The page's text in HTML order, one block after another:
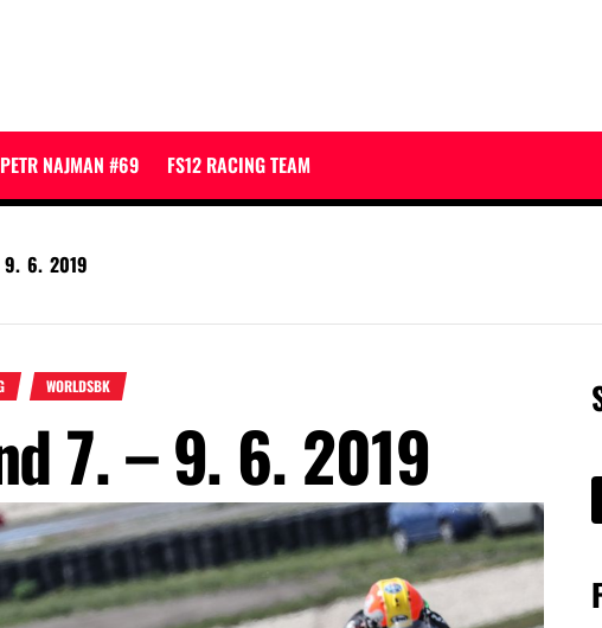
PETR NAJMAN #69 FS12 RACING TEAM
9. 6. 2019
WORLDSBK
7. – 9. 6. 2019